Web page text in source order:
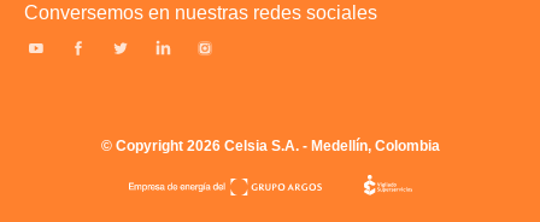
Conversemos en nuestras redes sociales
© Copyright 2026 Celsia S.A. - Medellín, Colombia